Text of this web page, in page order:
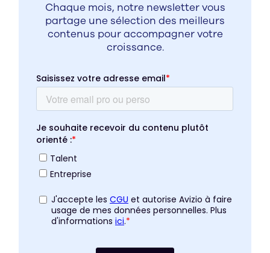
Chaque mois, notre newsletter vous
partage une sélection des meilleurs
contenus pour accompagner votre
croissance.